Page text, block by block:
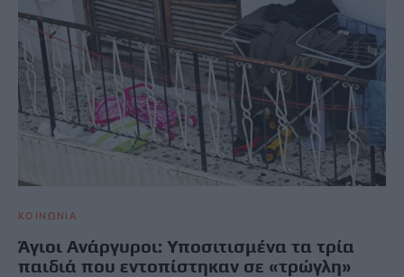
ΚΟΙΝΩΝΙΑ
Άγιοι Ανάργυροι: Υποσιτισμένα τα τρία
παιδιά που εντοπίστηκαν σε «τρώγλη»